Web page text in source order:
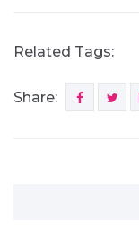
Related Tags:
Share: